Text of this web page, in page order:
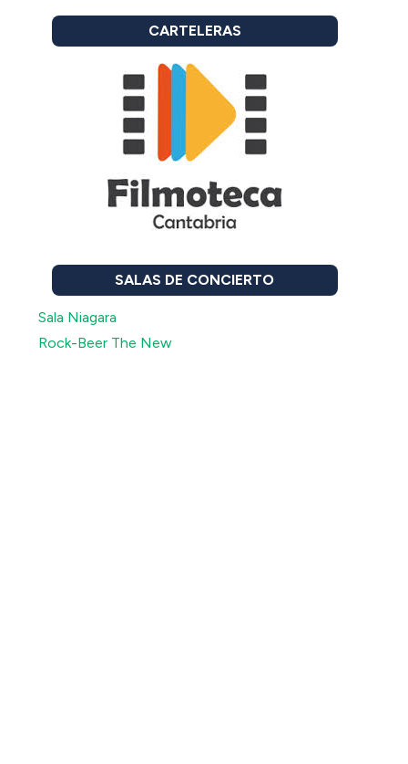
CARTELERAS
SALAS DE CONCIERTO
Sala Niagara
Rock-Beer The New